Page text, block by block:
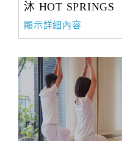
沐 HOT SPRINGS
顯示詳細內容